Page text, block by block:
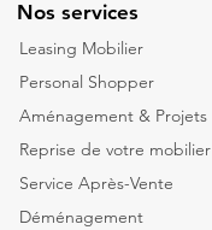
Nos services
Leasing Mobilier
Personal Shopper
Aménagement & Projets
Reprise de votre mobilier
Service Après-Vente
Déménagement